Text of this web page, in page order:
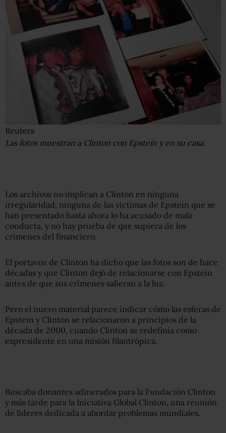
Reuters
Las fotos muestran a Clinton con Epstein y en su casa.
Los archivos no implican a Clinton en ninguna
irregularidad; ninguna de las víctimas de Epstein que se
han presentado hasta ahora lo ha acusado de mala
conducta, y no hay prueba de que supiera de los
crímenes del financiero.
El portavoz de Clinton ha dicho que las fotos son de hace
décadas y que Clinton dejó de relacionarse con Epstein
antes de que sus crímenes salieran a la luz.
Pero el nuevo material parece indicar cómo las esferas de
Epstein y Clinton se relacionaron a principios de la
década de 2000, cuando Clinton se redefinía como
expresidente en una misión filantrópica.
Buscaba donantes adinerados para la Fundación Clinton
y más tarde para la Iniciativa Global Clinton, una reunión
de líderes dedicada a abordar problemas mundiales.